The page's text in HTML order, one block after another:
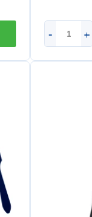
- +